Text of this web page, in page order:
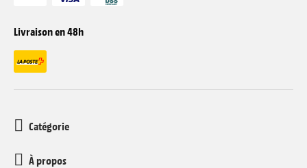
Livraison en 48h
Catégorie
À propos